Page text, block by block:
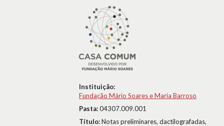
Instituição:
Fundação Mário Soares e Maria Barroso
Pasta:04307.009.001
Título:Notas preliminares, dactilografadas,